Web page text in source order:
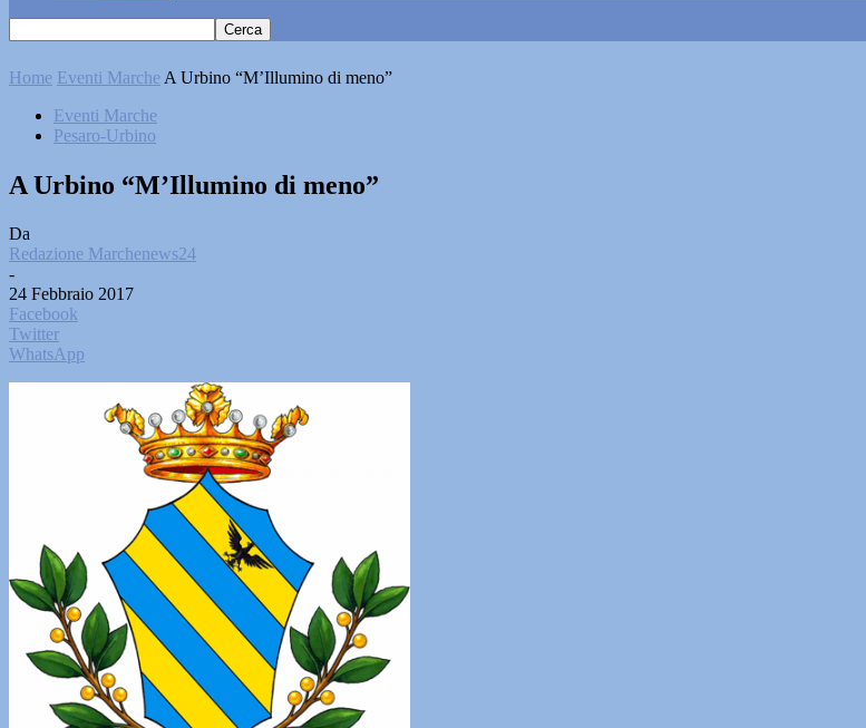
Home Eventi Marche A Urbino “M’Illumino di meno”
Eventi Marche
Pesaro-Urbino
A Urbino “M’Illumino di meno”
Da
Redazione Marchenews24
-
24 Febbraio 2017
Facebook
Twitter
WhatsApp